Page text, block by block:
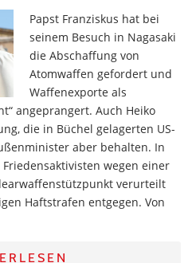
Papst Franziskus hat bei
seinem Besuch in Nagasaki
die Abschaffung von
Atomwaffen gefordert und
Waffenexporte als
angeprangert. Auch Heiko
die in Büchel gelagerten US-
aber behalten. In
wegen einer
verurteilt
Haftstrafen entgegen. Von